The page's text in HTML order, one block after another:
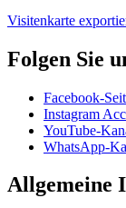
Visitenkarte
Folgen Sie
Facebook-
Instagram
YouTube-
WhatsApp-
Allgemeine